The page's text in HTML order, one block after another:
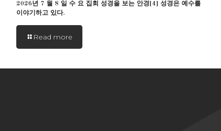
2026년 7 월 8 일 수 요 집회 성경을 보는 안경[4] 성경은 예수를
이야기하고 있다.
Read more